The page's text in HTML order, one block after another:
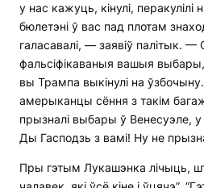
у нас кажуць, кінулі,
бюлетэні ў вас пад плотам
галасавалі, — заявіў палітык. —
фальсіфікаваныя вашыя выбары,
вы Трампа выкінулі на
амерыканцы сёння з такім
прызналі выбары ў Венесуэле, у
Ды Гасподзь з вамі! Ну не
Пры гэтым Лукашэнка лічыць,